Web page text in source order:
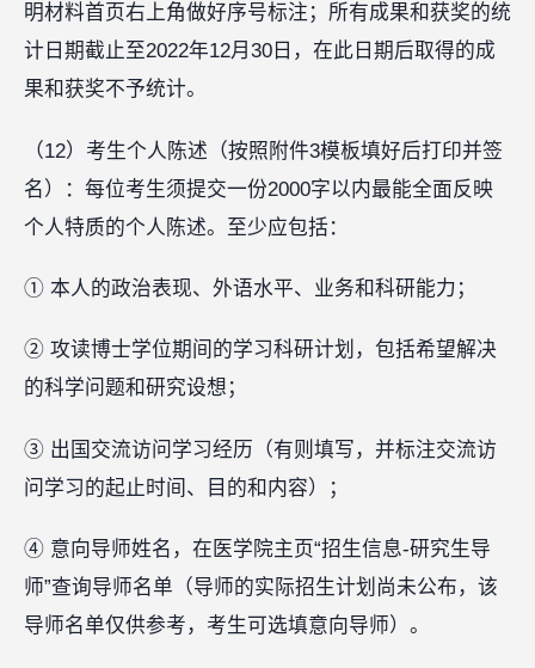
明材料首页右上角做好序号标注；所有成果和获奖的统
计日期截止至2022年12月30日，在此日期后取得的成
果和获奖不予统计。
（12）考生个人陈述（按照附件3模板填好后打印并签
名）：每位考生须提交一份2000字以内最能全面反映
个人特质的个人陈述。至少应包括：
① 本人的政治表现、外语水平、业务和科研能力；
② 攻读博士学位期间的学习科研计划，包括希望解决
的科学问题和研究设想；
③ 出国交流访问学习经历（有则填写，并标注交流访
问学习的起止时间、目的和内容）；
④ 意向导师姓名，在医学院主页“招生信息-研究生导
师”查询导师名单（导师的实际招生计划尚未公布，该
导师名单仅供参考，考生可选填意向导师）。